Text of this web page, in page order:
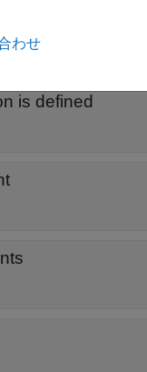
is defined
わせ